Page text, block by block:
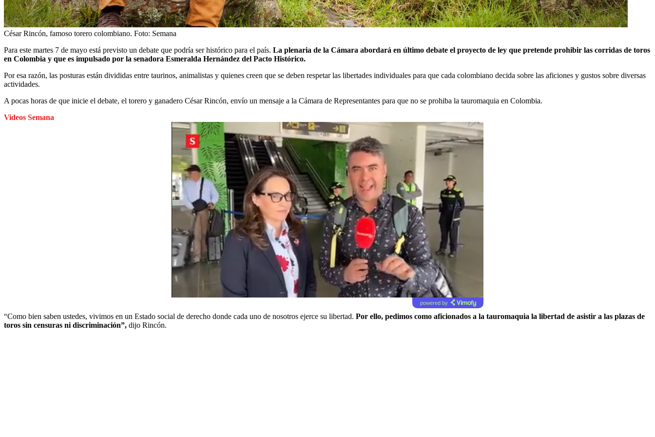
César Rincón, famoso torero colombiano. Foto: Semana
Para este martes 7 de mayo está previsto un debate que podría ser histórico para el país. La plenaria de la Cámara abordará en último debate el proyecto de ley que pretende prohibir las corridas de toros
en Colombia y que es impulsado por la senadora Esmeralda Hernández del Pacto Histórico.
Por esa razón, las posturas están divididas entre taurinos, animalistas y quienes creen que se deben respetar las libertades individuales para que cada colombiano decida sobre las aficiones y gustos sobre diversas
actividades.
A pocas horas de que inicie el debate, el torero y ganadero César Rincón, envío un mensaje a la Cámara de Representantes para que no se prohiba la tauromaquia en Colombia.
Videos Semana
powered by
“Como bien saben ustedes, vivimos en un Estado social de derecho donde cada uno de nosotros ejerce su libertad. Por ello, pedimos como aficionados a la tauromaquia la libertad de asistir a las plazas de
toros sin censuras ni discriminación”, dijo Rincón.